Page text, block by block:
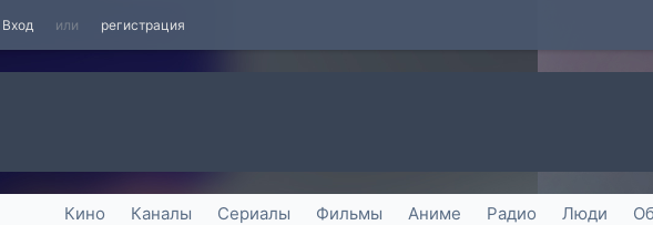
Вход или регистрация
Кино Каналы Сериалы Фильмы Аниме Радио Люди